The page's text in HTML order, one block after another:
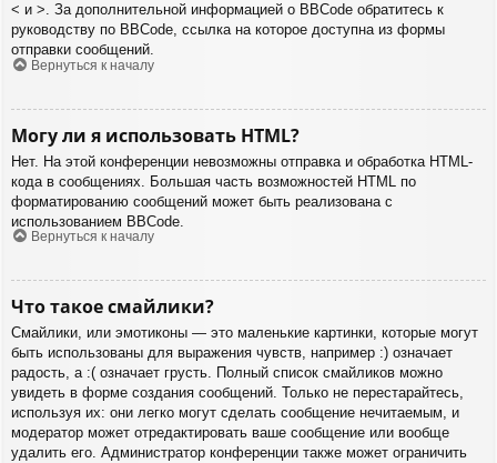
< и >. За дополнительной информацией о BBCode обратитесь к
руководству по BBCode, ссылка на которое доступна из формы
отправки сообщений.
Вернуться к началу
Могу ли я использовать HTML?
Нет. На этой конференции невозможны отправка и обработка HTML-
кода в сообщениях. Большая часть возможностей HTML по
форматированию сообщений может быть реализована с
использованием BBCode.
Вернуться к началу
Что такое смайлики?
Смайлики, или эмотиконы — это маленькие картинки, которые могут
быть использованы для выражения чувств, например :) означает
радость, а :( означает грусть. Полный список смайликов можно
увидеть в форме создания сообщений. Только не перестарайтесь,
используя их: они легко могут сделать сообщение нечитаемым, и
модератор может отредактировать ваше сообщение или вообще
удалить его. Администратор конференции также может ограничить